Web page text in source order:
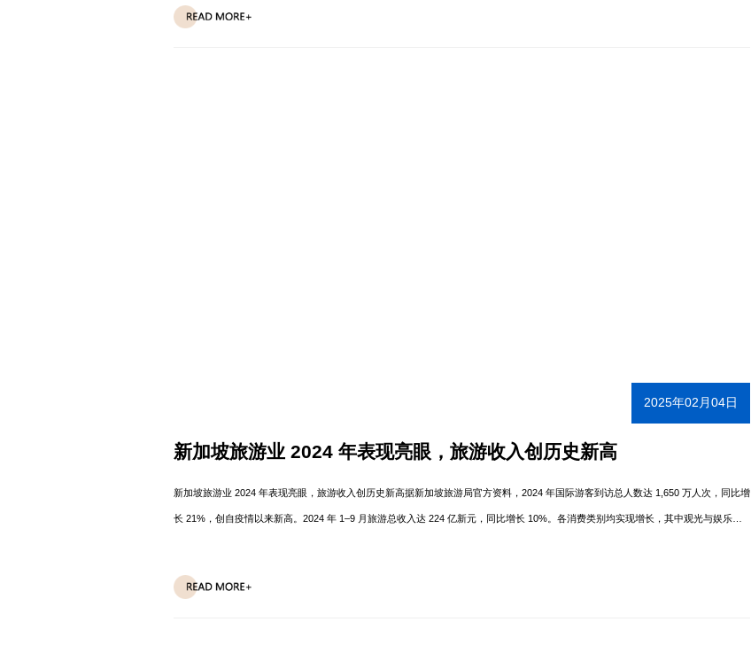
2025年02月04日
新加坡旅游业 2024 年表现亮眼，旅游收入创历史新高
新加坡旅游业 2024 年表现亮眼，旅游收入创历史新高据新加坡旅游局官方资料，2024 年国际游客到访总人数达 1,650 万人次，同比增
长 21%，创自疫情以来新高。2024 年 1–9 月旅游总收入达 224 亿新元，同比增长 10%。各消费类别均实现增长，其中观光与娱乐增